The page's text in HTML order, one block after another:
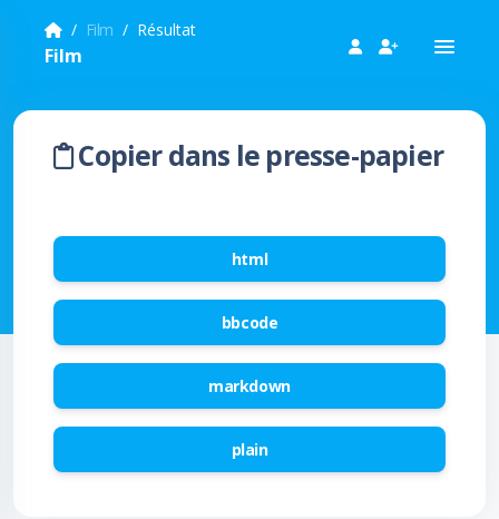
Film Résultat
Film
Copier dans le presse-papier
html
bbcode
markdown
plain